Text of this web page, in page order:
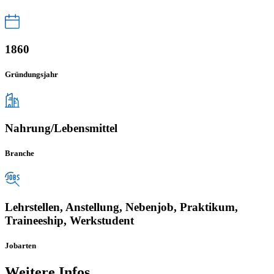
1860
Gründungsjahr
Nahrung/Lebensmittel
Branche
Lehrstellen, Anstellung, Nebenjob, Praktikum,
Traineeship, Werkstudent
Jobarten